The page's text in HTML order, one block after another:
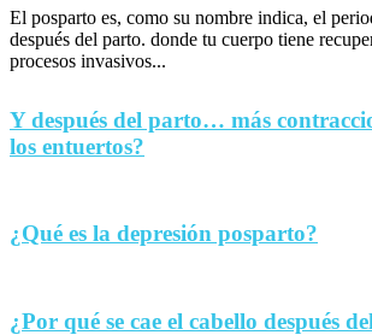
El posparto es, como su nombre indica, el
después del parto. donde tu cuerpo tiene
procesos invasivos...
Y después del parto… más
los entuertos?
¿Qué es la depresión posparto?
¿Por qué se cae el cabello después